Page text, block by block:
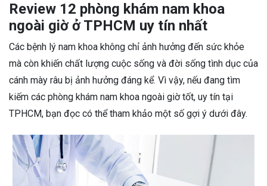
Review 12 phòng khám nam khoa
ngoài giờ ở TPHCM uy tín nhất
Các bệnh lý nam khoa không chỉ ảnh hưởng đến sức khỏe
mà còn khiến chất lượng cuộc sống và đời sống tình dục của
cánh mày râu bị ảnh hưởng đáng kể. Vì vậy, nếu đang tìm
kiếm các phòng khám nam khoa ngoài giờ tốt, uy tín tại
TPHCM, bạn đọc có thể tham khảo một số gợi ý dưới đây.